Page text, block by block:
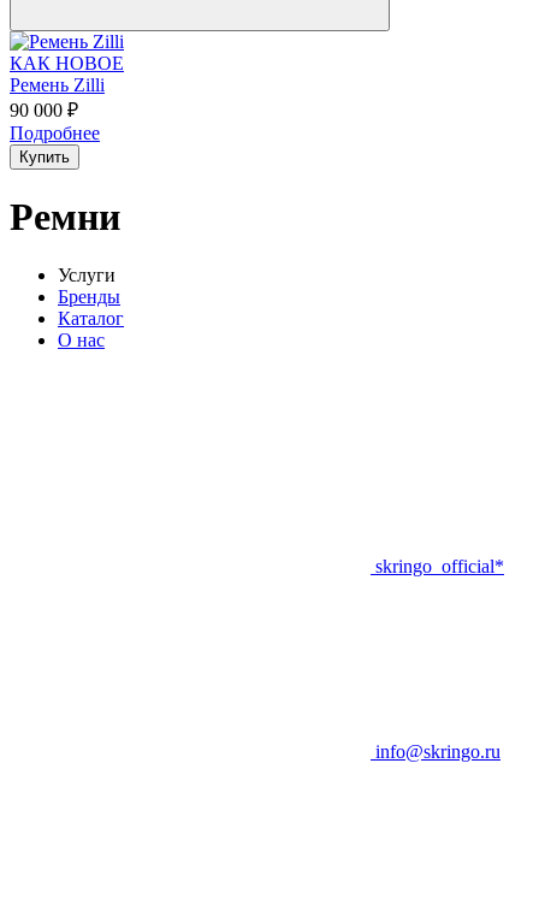
КАК НОВОЕ
Ремень Zilli
90 000 ₽
Подробнее
Купить
Ремни
Услуги
Бренды
Каталог
О нас
skringo_official*
info@skringo.ru